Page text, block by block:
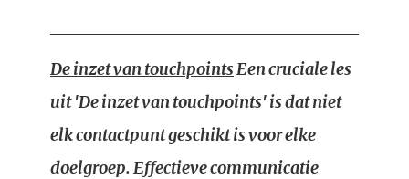
De inzet van touchpointsEen cruciale les
uit 'De inzet van touchpoints' is dat niet
elk contactpunt geschikt is voor elke
doelgroep. Effectieve communicatie